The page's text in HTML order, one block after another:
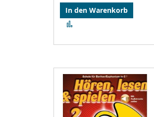
In den Warenkorb